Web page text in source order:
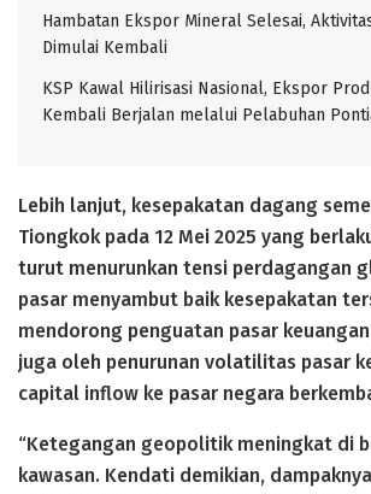
Hambatan Ekspor Mineral Selesai,
Dimulai Kembali
KSP Kawal Hilirisasi Nasional, Ekspor
Kembali Berjalan melalui Pelabuhan
Lebih lanjut, kesepakatan dagang
Tiongkok pada 12 Mei 2025 yang
turut menurunkan tensi perdagangan
pasar menyambut baik kesepakatan
mendorong penguatan pasar
juga oleh penurunan volatilitas pasar
capital inflow ke pasar negara
“Ketegangan geopolitik meningkat di
kawasan. Kendati demikian,